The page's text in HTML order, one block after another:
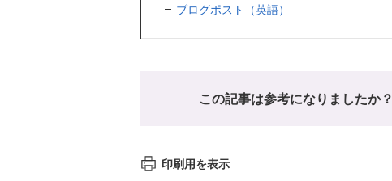
ブログポスト（英語）
この記事は参考になりましたか？
印刷用を表示